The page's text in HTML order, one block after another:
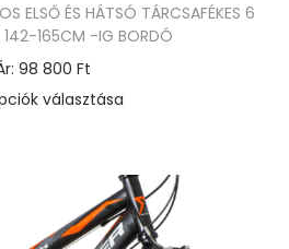
ELSŐ ÉS HÁTSÓ TÁRCSAFÉKES 6
142-165CM -IG BORDÓ
98 800Ft
választása